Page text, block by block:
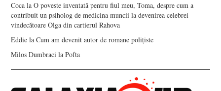
Coca laO poveste inventată pentru fiul meu, Toma, despre cum a
contribuit un psiholog de medicina muncii la devenirea celebrei
vindecătoare Olga din cartierul Rahova
Eddie laCum am devenit autor de romane polițiste
Milos Dumbraci laPofta